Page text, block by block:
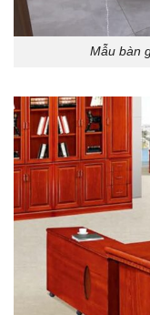
Mẫu bàn